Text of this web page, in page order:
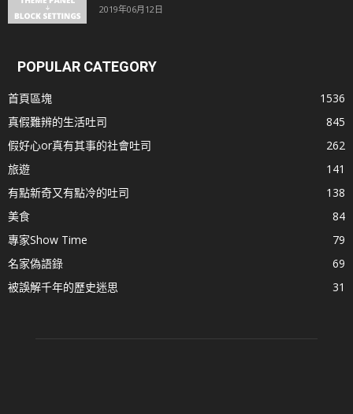
2019年06月12日
POPULAR CATEGORY
首頁區塊
1536
真假難辨的生活吐司
845
假好心or真有其事的社會吐司
262
旅遊
141
有點新奇又有點冷的吐司
138
美食
84
專家Show Time
79
名家偽語錄
69
被誤解千年的歷史迷思
31